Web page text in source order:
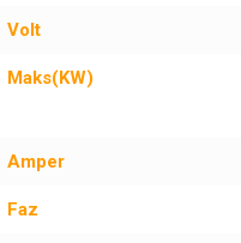
Volt
Maks(KW)
Amper
Faz